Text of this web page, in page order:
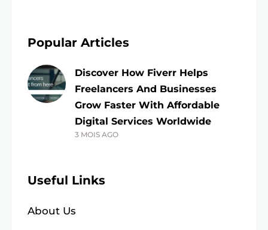
Popular Articles
Discover How Fiverr Helps
Freelancers And Businesses
Grow Faster With Affordable
Digital Services Worldwide
3 MOIS AGO
Useful Links
About Us